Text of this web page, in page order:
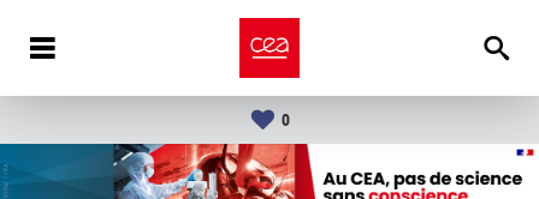
0